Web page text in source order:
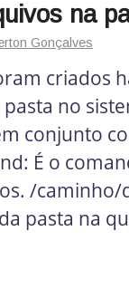
na
Gonçalves
criados
no
conjunto
É o
/caminho/
pasta na